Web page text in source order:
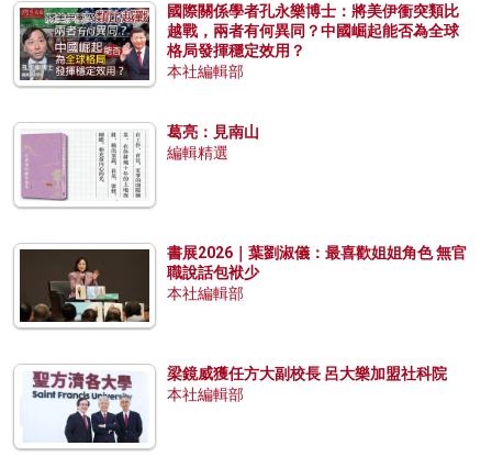
國際關係學者孔永樂博士：將美伊衝突類比
越戰，兩者有何異同？中國崛起能否為全球
格局發揮穩定效用？
本社編輯部
葛亮：見南山
編輯精選
書展2026｜葉劉淑儀：最喜歡姐姐角色 無官
職說話包袱少
本社編輯部
梁鏡威獲任方大副校長 呂大樂加盟社科院
本社編輯部